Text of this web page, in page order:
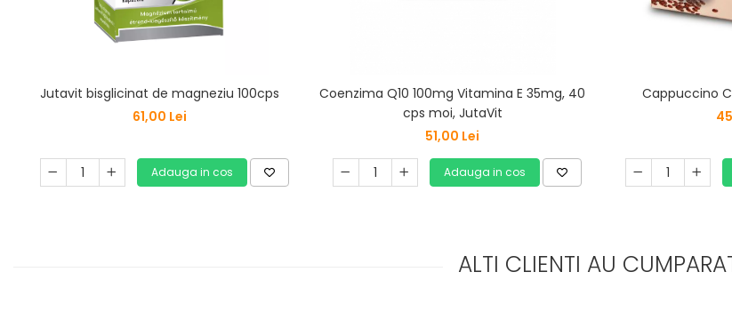
Jutavit bisglicinat de magneziu 100cps
61,00 Lei
Adauga in cos
Coenzima Q10 100mg Vitamina E 35mg, 40
cps moi, JutaVit
51,00 Lei
Adauga in cos
Cappuccino
ALTI CLIENTI AU